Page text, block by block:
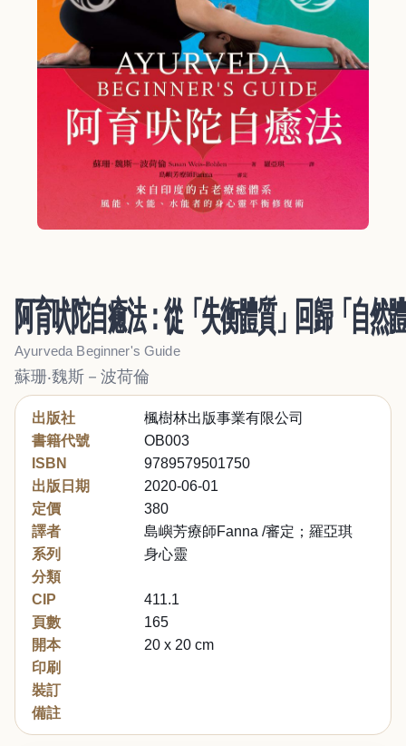
阿育吠陀自癒法：從「失衡體質」回歸「自
Ayurveda Beginner's Guide
蘇珊‧魏斯－波荷倫
出版社
楓樹林出版事業有限公司
書籍代號
OB003
ISBN
9789579501750
出版日期
2020-06-01
定價
380
譯者
島嶼芳療師Fanna /審定；羅亞琪
系列
身心靈
分類
CIP
411.1
頁數
165
開本
20 x 20 cm
印刷
裝訂
備註